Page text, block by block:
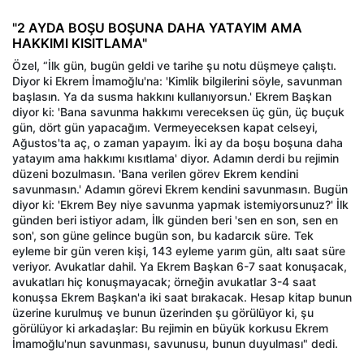
"2 AYDA BOŞU BOŞUNA DAHA YATAYIM AMA
HAKKIMI KISITLAMA"
Özel, “İlk gün, bugün geldi ve tarihe şu notu düşmeye çalıştı.
Diyor ki Ekrem İmamoğlu'na: 'Kimlik bilgilerini söyle, savunman
başlasın. Ya da susma hakkını kullanıyorsun.' Ekrem Başkan
diyor ki: 'Bana savunma hakkımı vereceksen üç gün, üç buçuk
gün, dört gün yapacağım. Vermeyeceksen kapat celseyi,
Ağustos'ta aç, o zaman yapayım. İki ay da boşu boşuna daha
yatayım ama hakkımı kısıtlama' diyor. Adamın derdi bu rejimin
düzeni bozulmasın. 'Bana verilen görev Ekrem kendini
savunmasın.' Adamın görevi Ekrem kendini savunmasın. Bugün
diyor ki: 'Ekrem Bey niye savunma yapmak istemiyorsunuz?' İlk
günden beri istiyor adam, İlk günden beri 'sen en son, sen en
son', son güne gelince bugün son, bu kadarcık süre. Tek
eyleme bir gün veren kişi, 143 eyleme yarım gün, altı saat süre
veriyor. Avukatlar dahil. Ya Ekrem Başkan 6-7 saat konuşacak,
avukatları hiç konuşmayacak; örneğin avukatlar 3-4 saat
konuşsa Ekrem Başkan'a iki saat bırakacak. Hesap kitap bunun
üzerine kurulmuş ve bunun üzerinden şu görülüyor ki, şu
görülüyor ki arkadaşlar: Bu rejimin en büyük korkusu Ekrem
İmamoğlu'nun savunması, savunusu, bunun duyulması" dedi.